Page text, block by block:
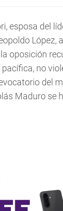
esposa del
López,
oposición
pacífica, no
del
Maduro se